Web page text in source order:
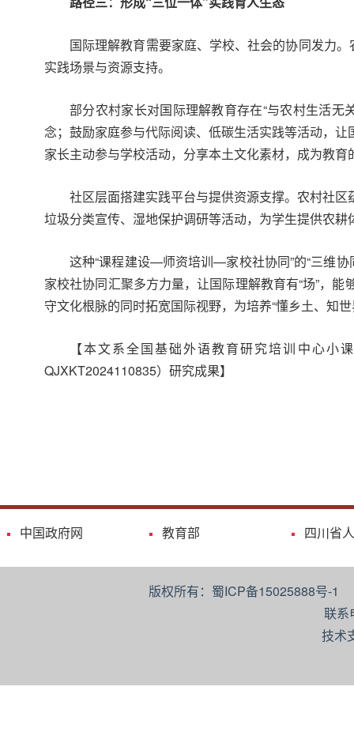
国际理解教育需要家庭、学校、社会的协同发力
实践场景与资源支持。
部分农村家长对国际理解教育存在“与农村生活
念；鼓励家庭参与代际阅读、低碳生活实践等活动，
家长主动参与学校活动，分享本土文化素材，成为教
社区层面搭建实践平台与提供资源支撑。农村社
垃圾分类宣传、湿地保护调研等活动，为学生提供农
这种“课程建设—师资培训—家校社协同”的“三维协
家校社协同汇聚多方力量，让国际理解教育有“场”，
守文化根脉的同时拓宽国际视野，为培养“懂乡土、知
【本文系全国基础外语教育研究培训中心
QJXKT2024110835）研究成果】
中国政府网 教育部 四川省
版权所有：蜀ICP备15025888号-
联系
技术